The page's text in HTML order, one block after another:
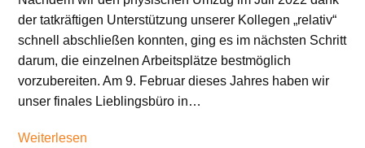
der tatkräftigen Unterstützung unserer Kollegen „relativ“
schnell abschließen konnten, ging es im nächsten Schritt
darum, die einzelnen Arbeitsplätze bestmöglich
vorzubereiten. Am 9. Februar dieses Jahres haben wir
unser finales Lieblingsbüro in…
Weiterlesen